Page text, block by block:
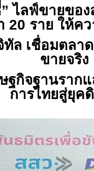
” ไลฟ์ขายขอ
20 ราย ให้ค
ทัล เชื่อมตลา
ขายจริง
ฐกิจฐานราก
การไทยสู่ยุค